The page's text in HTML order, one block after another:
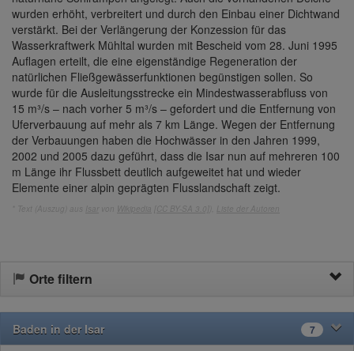
wurden erhöht, verbreitert und durch den Einbau einer Dichtwand
verstärkt. Bei der Verlängerung der Konzession für das
Wasserkraftwerk Mühltal wurden mit Bescheid vom 28. Juni 1995
Auflagen erteilt, die eine eigenständige Regeneration der
natürlichen Fließgewässerfunktionen begünstigen sollen. So
wurde für die Ausleitungsstrecke ein Mindestwasserabfluss von
15 m³/s – nach vorher 5 m³/s – gefordert und die Entfernung von
Uferverbauung auf mehr als 7 km Länge. Wegen der Entfernung
der Verbauungen haben die Hochwässer in den Jahren 1999,
2002 und 2005 dazu geführt, dass die Isar nun auf mehreren 100
m Länge ihr Flussbett deutlich aufgeweitet hat und wieder
Elemente einer alpin geprägten Flusslandschaft zeigt.
* Text (Auszug) aus Isar von Wikipedia [CC BY-SA 3.0] Liste der Autoren
Orte filtern
Baden in der Isar 7